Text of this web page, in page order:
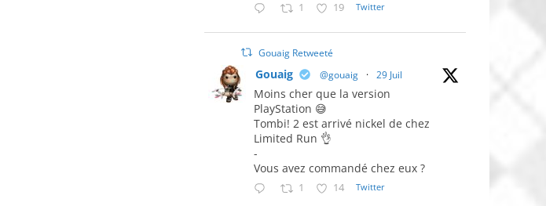
1 19 Twitter
Gouaig Retweeté
Gouaig @gouaig · 29 Juil
Moins cher que la version
PlayStation 😅
Tombi! 2 est arrivé nickel de chez
Limited Run 👌
-
Vous avez commandé chez eux ?
1 14 Twitter